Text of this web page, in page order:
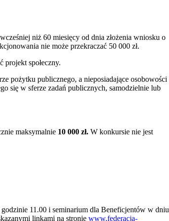
niż 60 miesięcy od dnia złożenia wniosku o
nie może przekraczać 50 000 zł.
projekt społeczny.
pożytku publicznego, a nieposiadające osobowości
się w sferze zadań publicznych, samodzielnie lub
maksymalnie 10 000 zł. W konkursie nie jest
11.00 i seminarium dla Beneficjentów w dniu
linkami na stronie www.federacja-